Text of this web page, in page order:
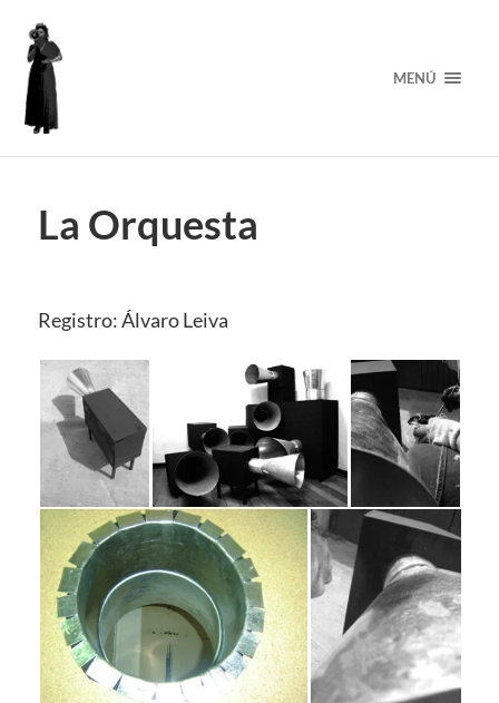
MENÚ
La Orquesta
Registro: Álvaro Leiva